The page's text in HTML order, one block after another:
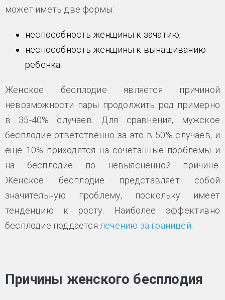
может иметь две формы:
неспособность женщины к зачатию;
неспособность женщины к вынашиванию
ребенка.
Женское бесплодие является причиной
невозможности пары продолжить род примерно
в 35-40% случаев. Для сравнения, мужское
бесплодие ответственно за это в 50% случаев, и
еще 10% приходятся на сочетанные проблемы и
на бесплодие по невыясненной причине.
Женское бесплодие представляет собой
значительную проблему, поскольку имеет
тенденцию к росту. Наиболее эффективно
бесплодие поддается лечению за границей
Причины женского бесплодия